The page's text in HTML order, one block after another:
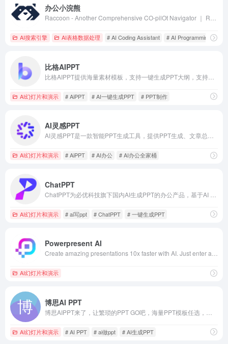
办公小浣熊
AI搜索引擎 AI表格数据处理 # AI Coding Assistant # AI Programming Tool
比格AIPPT
AI幻灯片和演示 # AiPPT # AI一键生成PPT # PPT制作
AI灵感PPT
AI幻灯片和演示 # AiPPT # AI办公 # AI办公全家桶
ChatPPT
AI幻灯片和演示 # ai写ppt # ChatPPT # 一键生成PPT
Powerpresent AI
AI幻灯片和演示
博思AI PPT
AI幻灯片和演示 # AI PPT # ai做ppt # AI生成PPT